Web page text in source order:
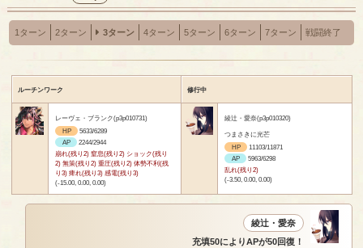
1ターン 2ターン 3ターン 4ターン 5ターン 6ターン 7ターン 戦闘終了
ルーチンワーク 修行中
レーヴェ・ブランク(p3p010731)
HP
5633/6289
AP
2244/2944
崩れ(残り2) 窒息(残り2) ショック(残り
2) 無策(残り2) 重圧(残り2) 体勢不利(残
り3) 痺れ(残り3) 感電(残り3)
(-15.00, 0.00, 0.00)
綾辻・愛奈(p3p010320)
つまさきに光芒
HP
11103/11871
AP
5963/6298
乱れ(残り2)
(-3.50, 0.00, 0.00)
綾辻・愛奈
充填50によりAPが50回復！